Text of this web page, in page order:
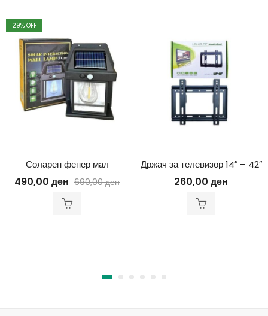
29% OFF
Соларен фенер мал
490,00 ден 690,00ден
Држач за телевизор 14″ – 42″
260,00 ден